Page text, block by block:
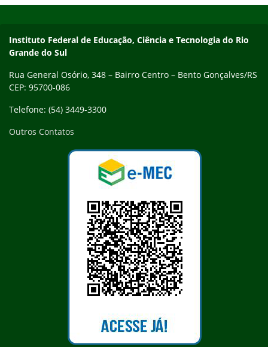
Contato
Instituto Federal de Educação, Ciência e Tecnologia do Rio
Grande do Sul
Rua General Osório, 348 – Bairro Centro – Bento Gonçalves/RS
CEP: 95700-086
Telefone: (54) 3449-3300
Outros Contatos